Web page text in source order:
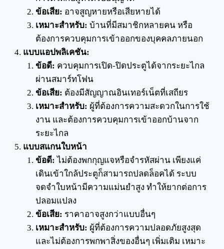
ข้อเสีย: อาจสูญหายหรือเสียหายได้
เหมาะสำหรับ: บ้านที่มีสมาชิกหลายคน หรือ
ต้องการควบคุมการเข้าออกของบุคคลภายนอก
แบบแอปพลิเคชัน:
ข้อดี: ควบคุมการเปิด-ปิดประตูได้จากระยะไกล
ผ่านสมาร์ทโฟน
ข้อเสีย: ต้องมีสัญญาณอินเทอร์เน็ตที่เสถียร
เหมาะสำหรับ: ผู้ที่ต้องการความสะดวกในการใช้
งาน และต้องการควบคุมการเข้าออกบ้านจาก
ระยะไกล
แบบสแกนใบหน้า
ข้อดี: ไม่ต้องพกกุญแจหรือจำรหัสผ่าน เพียงแค่
เดินเข้าใกล้ประตูก็สามารถปลดล็อคได้ ระบบ
จดจำใบหน้ามีความแม่นยำสูง ทำให้ยากต่อการ
ปลอมแปลง
ข้อเสีย: ราคาอาจสูงกว่าแบบอื่นๆ
เหมาะสำหรับ: ผู้ที่ต้องการความปลอดภัยสูงสุด
และไม่ต้องการพกพาสิ่งของอื่นๆ เพิ่มเติม เหมาะ